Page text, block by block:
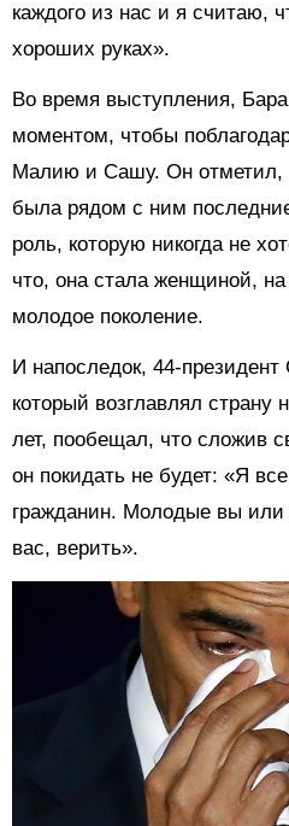
каждого из нас и я считаю,
хороших руках».
Во время выступления,
моментом, чтобы
Малию и Сашу. Он отметил,
была рядом с ним
роль, которую никогда не
что, она стала женщиной, на
молодое поколение.
И напоследок, 44-
который возглавлял страну
лет, пообещал, что сложив
он покидать не будет: «Я
гражданин. Молодые вы
вас, верить».